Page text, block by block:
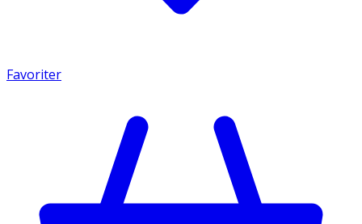
Favoriter